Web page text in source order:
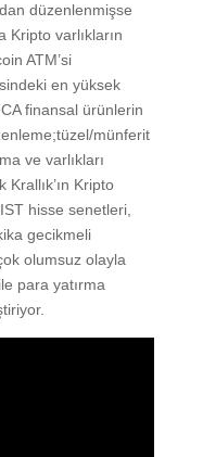
düzenlenmişse
Kripto varlıkların
ATM’si
en yüksek
finansal ürünlerin
münferit
ve varlıkları
Kripto
hisse senetleri,
gecikmeli
olumsuz olayla
para yatırma